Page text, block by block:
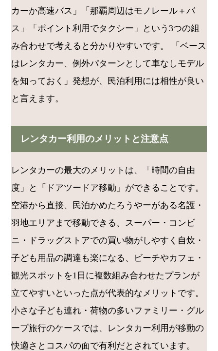
カーか高速バス」「那覇周辺はモノレール＋バ
ス」「ポイント利用でタクシー」という3つの組
み合わせで考えると分かりやすいです。 「ベース
はレンタカー、例外パターンとして車なしモデル
を知っておく」発想が、民泊利用には相性が良い
と言えます。
レンタカー利用のメリットと注意点
レンタカーの最大のメリットは、「時間の自由
度」と「ドアツードア移動」ができることです。
空港から直接、民泊かめたろうやーがある名護・
羽地エリアまで移動できる、スーパー・コンビ
ニ・ドラッグストアでの買い物がしやすく自炊・
子ども用品の調達も楽になる、ビーチやカフェ・
観光スポットを1日に複数組み合わせたプランが
立てやすいといった点が代表的なメリットです。
小さな子ども連れ・荷物の多いファミリー・グル
ープ旅行のケースでは、レンタカー利用が移動の
快適さとコスパの面で有利だとされています。